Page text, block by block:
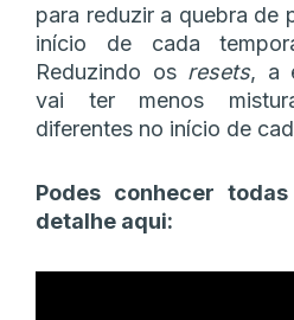
para reduzir a quebra de
início de cada
Reduzindo os resets, a
vai ter menos
diferentes no início de
Podes conhecer
detalhe aqui: